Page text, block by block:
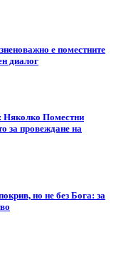
е поместните
диалог
Няколко Поместни
за провеждане на
но не без Бога: за